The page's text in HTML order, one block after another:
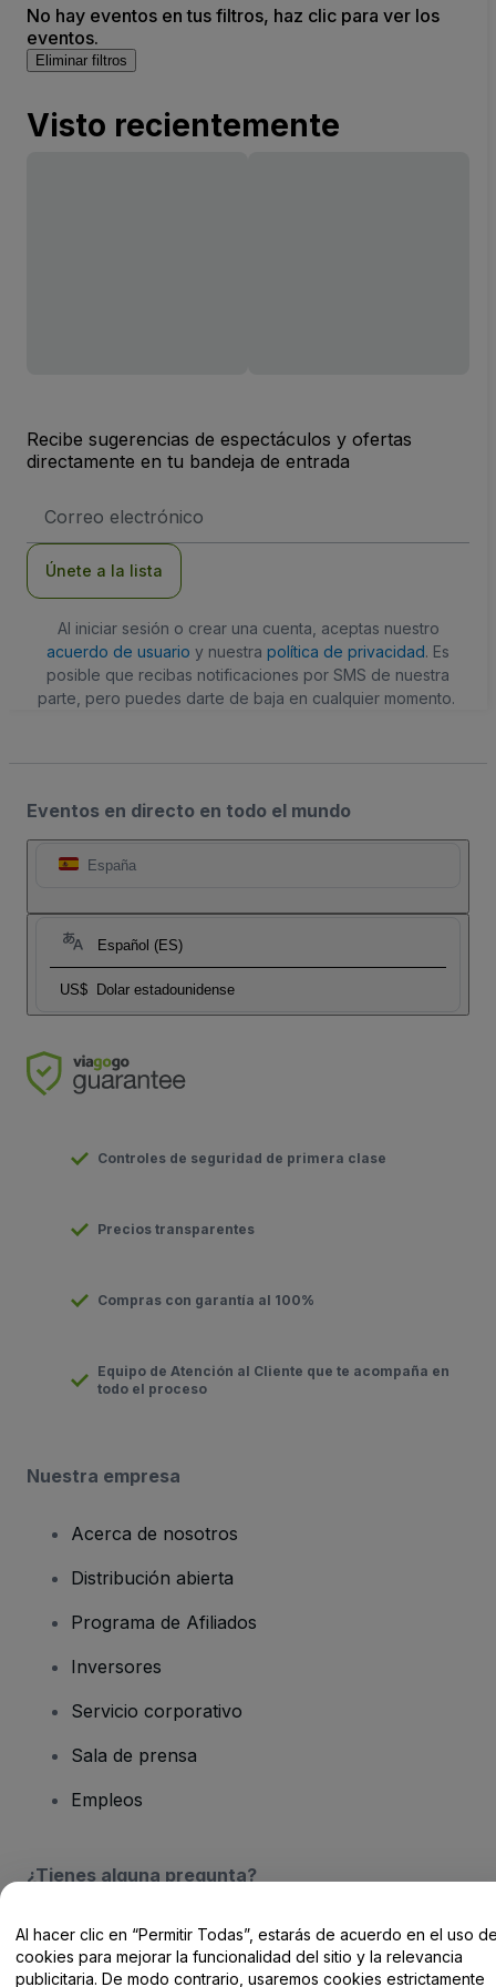
No hay eventos en tus filtros, haz clic para ver los
eventos.
Eliminar filtros
Visto recientemente
Recibe sugerencias de espectáculos y ofertas
directamente en tu bandeja de entrada
de
Únete a la lista
Al iniciar sesión o crear una cuenta, aceptas nuestro
acuerdo de usuario y nuestra política de privacidad. Es
posible que recibas notificaciones por SMS de nuestra
parte, pero puedes darte de baja en cualquier momento.
Eventos en directo en todo el mundo
España
Español (ES)
US$ Dolar estadounidense
Controles de seguridad de primera clase
Precios transparentes
Compras con garantía al 100%
Equipo de Atención al Cliente que te acompaña en
todo el proceso
Nuestra empresa
Acerca de nosotros
Distribución abierta
Programa de Afiliados
Inversores
Servicio corporativo
Sala de prensa
Empleos
¿Tienes alguna pregunta?
Centro de Ayuda / Contacto
Al hacer clic en “Permitir Todas”, estarás de acuerdo en el uso
cookies para mejorar la funcionalidad del sitio y la relevancia
publicitaria. De modo contrario, usaremos cookies estrictamente